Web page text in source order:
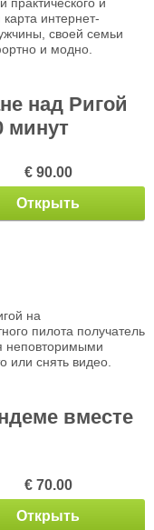
интернет-
своей семьи
и модно.
над Ригой
минут
€ 90.00
Открыть
на
пилота получатель
неповторимыми
или снять видео.
вместе
€ 70.00
Открыть